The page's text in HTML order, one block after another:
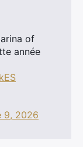
of
année
9, 2026